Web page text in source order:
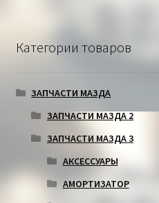
Категории товаров
ЗАПЧАСТИ МАЗДА
ЗАПЧАСТИ МАЗДА 2
ЗАПЧАСТИ МАЗДА 3
АКСЕССУАРЫ
АМОРТИЗАТОР